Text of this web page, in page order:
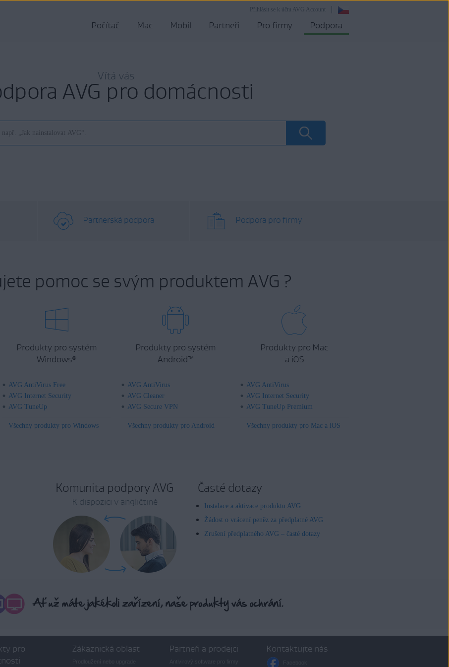
Přihlásit se k účtu AVG Account
Počítač Mac Mobil Partneři Pro firmy Podpora
Vítá vás
AVG pro domácnosti
Partnerská podpora Podpora pro firmy
pomoc se svým produktem AVG ?
Produkty pro systém
Windows®
AVG AntiVirus Free
AVG Internet Security
AVG TuneUp
Všechny produkty pro Windows
Produkty pro systém
Android™
AVG AntiVirus
AVG Cleaner
AVG Secure VPN
Všechny produkty pro Android
Produkty pro Mac
a iOS
AVG AntiVirus
AVG Internet Security
AVG TuneUp Premium
Všechny produkty pro Mac a iOS
Komunita podpory AVG
K dispozici v angličtině
Časté dotazy
Instalace a aktivace produktu AVG
Žádost o vrácení peněz za předplatné AVG
Zrušení předplatného AVG – časté dotazy
pro
Zákaznická oblast Partneři a prodejci Kontaktujte nás